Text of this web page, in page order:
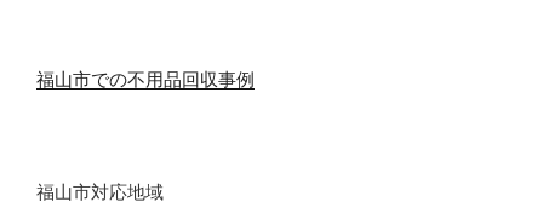
福山市での不用品回収事例
福山市対応地域